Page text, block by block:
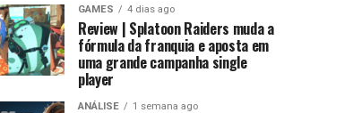
GAMES 4 dias ago
Review | Splatoon Raiders muda a
fórmula da franquia e aposta em
uma grande campanha single
player
ANÁLISE 1 semana ago